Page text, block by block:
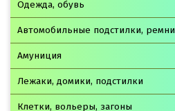
Одежда, обувь
Автомобильные подстилки, ремни
Амуниция
Лежаки, домики, подстилки
Клетки, вольеры, загоны